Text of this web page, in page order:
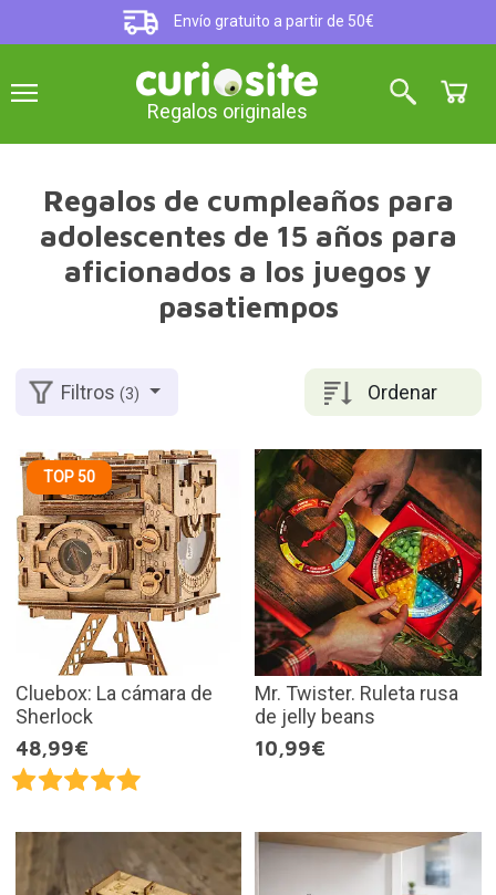
Envío gratuito a partir de 50€
Regalos originales
Regalos de cumpleaños para
adolescentes de 15 años para
aficionados a los juegos y
pasatiempos
Ordenar
Filtros(3)
TOP 50
Cluebox: La cámara de
Sherlock
48,99€
Mr. Twister. Ruleta rusa
de jelly beans
10,99€